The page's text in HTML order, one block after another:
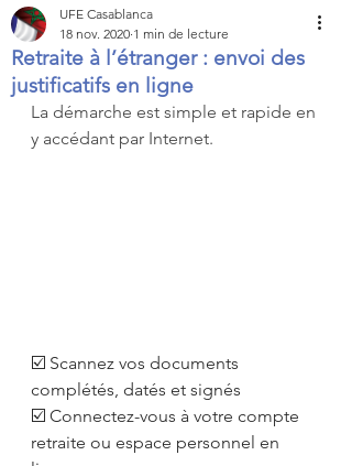
Retraite à l’étranger : envoi des
justificatifs en ligne
UFE Casablanca
18 nov. 2020 1 min de lecture
La démarche est simple et rapide en
y accédant par Internet.
☑️ Scannez vos documents
complétés, datés et signés
☑️ Connectez-vous à votre compte
retraite ou espace personnel en